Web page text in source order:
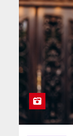
Дияз Абдуалиев